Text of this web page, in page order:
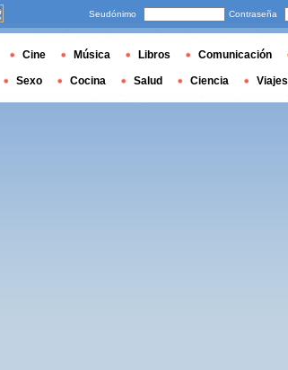
Seudónimo Contraseña
Cine Música Libros Comunicación
Sexo Cocina Salud Ciencia Viajes